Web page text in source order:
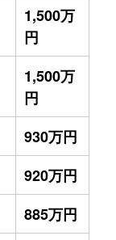
1,500万
円
1,500万
円
930万円
920万円
885万円